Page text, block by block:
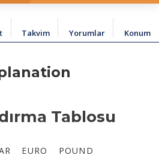
Takvim Yorumlar Konum
Tablosu
EURO POUND